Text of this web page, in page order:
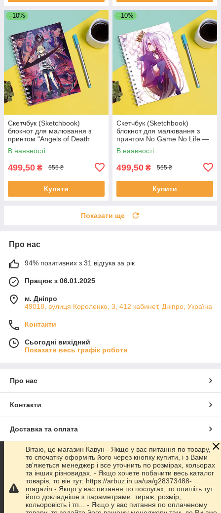
–10%
Скетчбук (Sketchbook)
блокнот для малювання з
принтом "Angels of Death
Ангел Кровопролиття"
В наявності
499,50 ₴ 555 ₴
Купити
–10%
Скетчбук (Sketchbook)
блокнот для малювання з
принтом No Game No Life —
Shiro
В наявності
499,50 ₴ 555 ₴
Купити
Показати ще
Про нас
94% позитивних з 31 відгука за рік
Працює з 06.01.2025
м. Дніпро
49018, вулиця Короленко, 3, 412 кабинет, Дніпро, Україна
Контакти
Сьогодні вихідний
Показати весь графік роботи
Про нас
Контакти
Доставка та оплата
Графік роботи
Повна версія сайту
Сайт створено на маркетплейсіProm.ua
Вітаю, це магазин Кавун - Якщо у вас питання по товару,
то спочатку оформіть його через кнопку купити, і з Вами
зв'яжеться менеджер і все уточнить по розмірах, кольорах
та інших різновидах. - Якщо хочете побачити весь каталог
товарів, то він тут: https://arbuz.in.ua/ua/g28373488-
magazin - Якщо у вас питання по послугах, то опишіть тут
його докладніше з параметрами: тираж, розмір,
кольоровість і тп... - Якщо у вас питання по оплаченому